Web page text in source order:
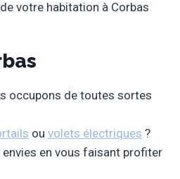
votre habitation à Corbas
occupons de toutes sortes
ou volets électriques ?
en vous faisant profiter